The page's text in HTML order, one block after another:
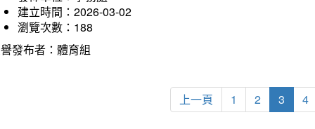
建立時間：2026-03-02
瀏覽次數：188
發布者：體育組
上一頁 1 2 3 4